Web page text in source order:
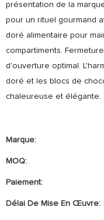
présentation de la
pour un rituel gourmand
doré alimentaire pour
compartiments.
d'ouverture optimal.
doré et les blocs de
chaleureuse et élégante.
Marque:
MOQ:
Paiement:
Délai De Mise En Œuvre: